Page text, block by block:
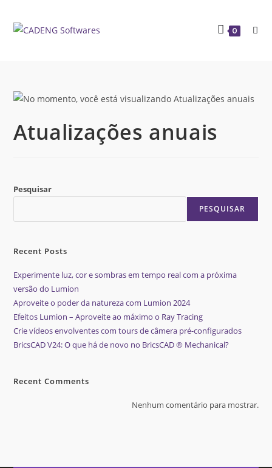
0
Atualizações anuais
Pesquisar
PESQUISAR
Recent Posts
Experimente luz, cor e sombras em tempo real com a próxima
versão do Lumion
Aproveite o poder da natureza com Lumion 2024
Efeitos Lumion – Aproveite ao máximo o Ray Tracing
Crie vídeos envolventes com tours de câmera pré-configurados
BricsCAD V24: O que há de novo no BricsCAD ® Mechanical?
Recent Comments
Nenhum comentário para mostrar.